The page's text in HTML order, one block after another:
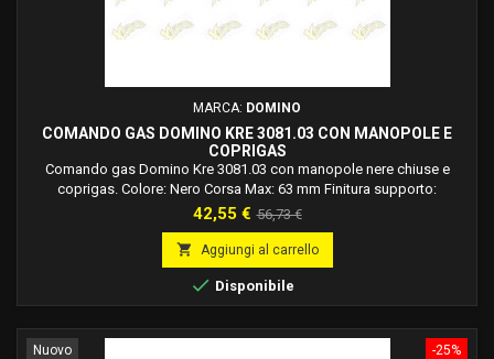
MARCA: DOMINO
COMANDO GAS DOMINO KRE 3081.03 CON MANOPOLE E
COPRIGAS
Comando gas Domino Kre 3081.03 con manopole nere chiuse e
coprigas. Colore: Nero Corsa Max: 63 mm Finitura supporto:
Verniciato Materiale supporto: Alluminio Rapidità: 3,1 °/mm
Prezzo
42,55 € Prezzo
base
56,73 €
 Aggiungi al carrello
 Disponibile
-25%
Nuovo